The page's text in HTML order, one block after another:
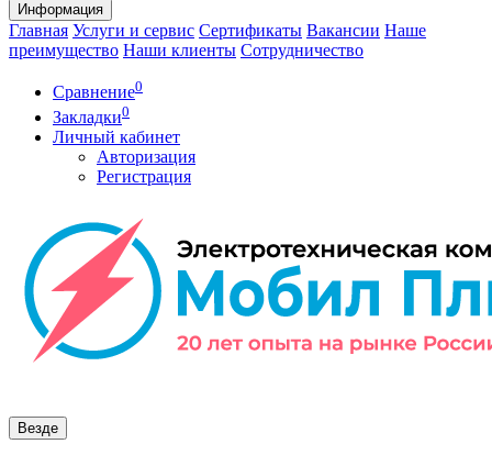
Информация
Главная Услуги и сервис Сертификаты Вакансии Наше
преимущество Наши клиенты Сотрудничество
Сравнение0
Закладки0
Личный кабинет
Авторизация
Регистрация
Везде